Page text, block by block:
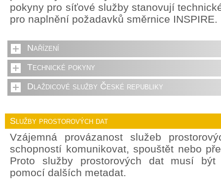
pokyny pro síťové služby stanovují
pro naplnění požadavků směrnice INSPIRE.
Nařízení
Technické pokyny
Dlaždicové služby České republiky
Služby prostorových dat
Vzájemná provázanost služeb
schopností komunikovat, spouštět nebo
Proto služby prostorových dat musí být
pomocí dalších metadat.